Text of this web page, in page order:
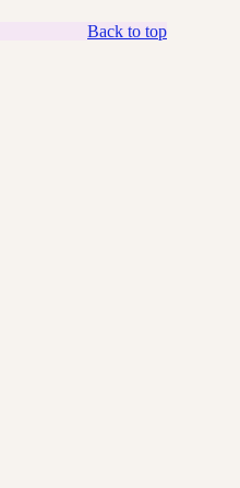
Back to top